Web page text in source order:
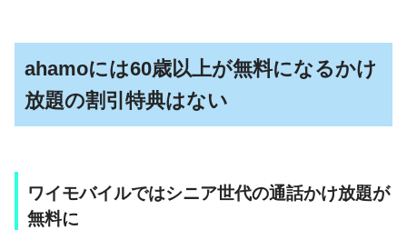
ahamoには60歳以上が無料になるかけ
放題の割引特典はない
ワイモバイルではシニア世代の通話かけ放題が
無料に